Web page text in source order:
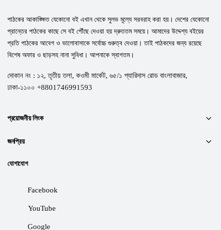
পাঠকের আকাঙ্ক্ষিত যেকোনো বই এখান থেকে সুলভ মূল্যে সরবরাহ করা হয়। দেশের যেকোনো
প্রান্তের পাঠকের কাছে সে বই পৌঁছে দেওয়া হয় দ্রুততম সময়ে। আমাদের উদ্দেশ্য বইয়ের
প্রতি পাঠকের আবেগ ও ভালোবাসাকে সর্বোচ্চ গুরুত্ব দেওয়া। তাই পাঠকদের জন্য রয়েছে
বিশেষ অফার ও ছাড়সহ নানা সুবিধা। আপনাকে স্বাগতম।
দোকান নং : ১২, তৃতীয় তলা, কওমী মার্কেট, ৬৫/১ প্যারিদাস রোড বাংলাবাজার,
ঢাকা-১১০০ +8801746991593
প্রয়োজনীয় লিংক
জনপ্রিয়
যোগাযোগ
Facebook
YouTube
Google